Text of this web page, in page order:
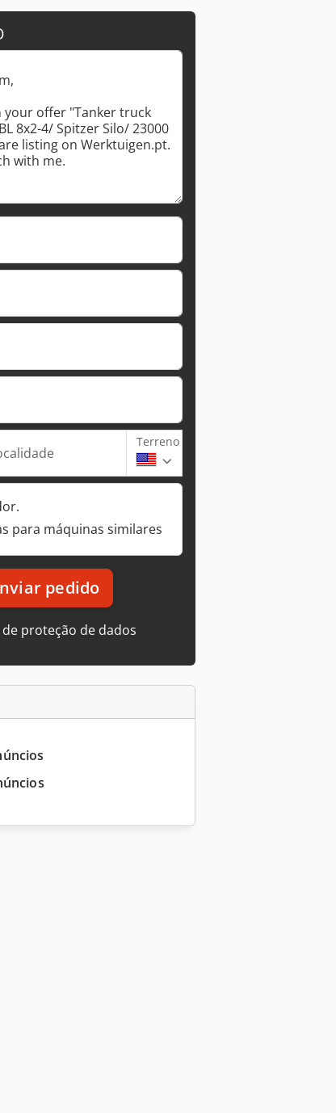
Terreno
para máquinas similares
pedido
proteção de dados